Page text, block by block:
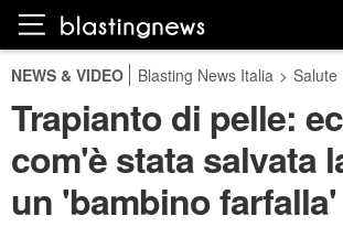
NEWS & VIDEO Blasting News Italia > Salute
Trapianto di pelle:
com'è stata salvata
un 'bambino farfalla'